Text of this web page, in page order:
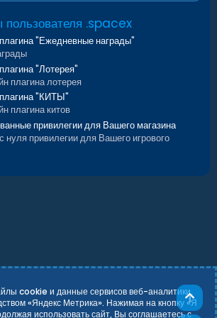
пользователя .spacex
"Ежедневные награды"
"Лотерея"
плагина лотерея
"КИТЫ"
плагина китов
привилегии для Вашего магазина
нуля привилегии для Вашего игрового
cookie и данные сервисов веб-аналитики,
«Яндекс Метрика». Нажимая на кнопку «Я
использовать сайт, Вы соглашаетесь с